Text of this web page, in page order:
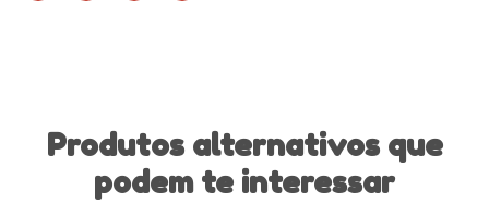
Produtos alternativos que
podem te interessar